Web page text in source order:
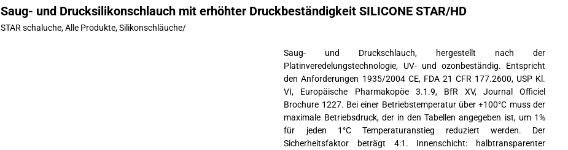
Saug- und Drucksilikonschlauch mit erhöhter Druckbeständigkeit SILICONE STAR/HD
STAR schaluche,Alle Produkte,Silikonschläuche/
Saug- und Druckschlauch, hergestellt nach der
Platinveredelungstechnologie, UV- und ozonbeständig. Entspricht
den Anforderungen 1935/2004 CE, FDA 21 CFR 177.2600, USP Kl.
VI, Europäische Pharmakopöe 3.1.9, BfR XV, Journal Officiel
Brochure 1227. Bei einer Betriebstemperatur über +100°C muss der
maximale Betriebsdruck, der in den Tabellen angegeben ist, um 1%
für jeden 1°C Temperaturanstieg reduziert werden. Der
Sicherheitsfaktor beträgt 4:1. Innenschicht: halbtransparenter